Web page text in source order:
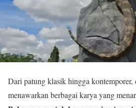
Dari patung klasik hingga kontemporer,
menawarkan berbagai karya yang